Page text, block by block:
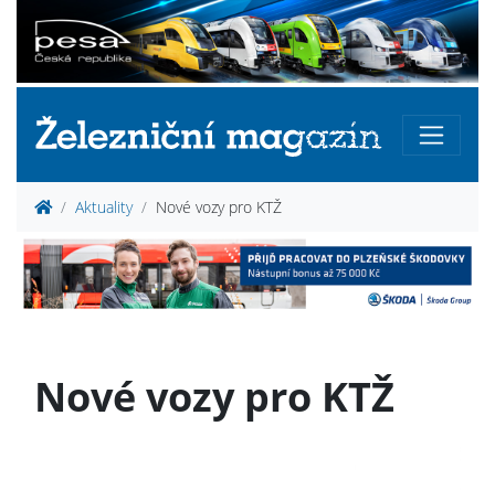
Aktuality Nové vozy pro KTŽ
Nové vozy pro KTŽ